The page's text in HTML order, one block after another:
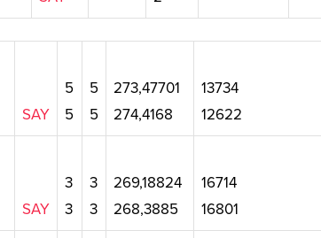
SAY
5
5
5
5
273,47701
274,4168
13734
12622
SAY
3
3
3
3
269,18824
268,3885
16714
16801